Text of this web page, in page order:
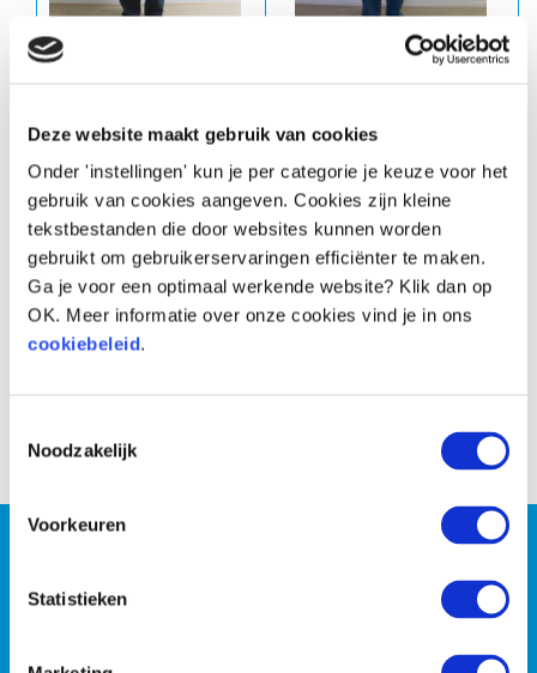
Deze website maakt gebruik van cookies
Onder 'instellingen' kun je per categorie je keuze voor het
gebruik van cookies aangeven. Cookies zijn kleine
tekstbestanden die door websites kunnen worden
gebruikt om gebruikerservaringen efficiënter te maken.
Ga je voor een optimaal werkende website? Klik dan op
OK. Meer informatie over onze cookies vind je in ons
cookiebeleid.
Noodzakelijk
Voorkeuren
Statistieken
Wil jij persoonlijke coaching
of wil je liever met z’n
tweeën de strijd tegen de